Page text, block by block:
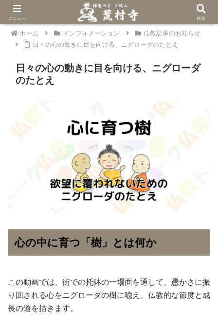
ホーム インフォメーション
仏教記事のお知らせ
日々の心の動きに目を向ける、ニグローダのたとえ
日々の心の動きに目を向ける、ニグローダ
のたとえ
心の中に育つ「樹」とは何か
この動画では、街での托鉢の一場面を通して、愚かさに振
り回される心をニグローダの樹に喩え、仏教的な節度と成
長の道を描きます。
メニュー 検索